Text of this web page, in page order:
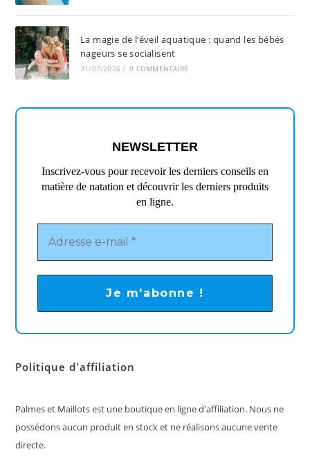
La magie de l’éveil aquatique : quand les bébés
nageurs se socialisent
31/07/2026 / 0 COMMENTAIRE
NEWSLETTER
Inscrivez-vous pour recevoir les derniers conseils en
matière de natation et découvrir les derniers produits
en ligne.
Politique d'affiliation
Palmes et Maillots est une boutique en ligne d'affiliation. Nous ne
possédons aucun produit en stock et ne réalisons aucune vente
directe.